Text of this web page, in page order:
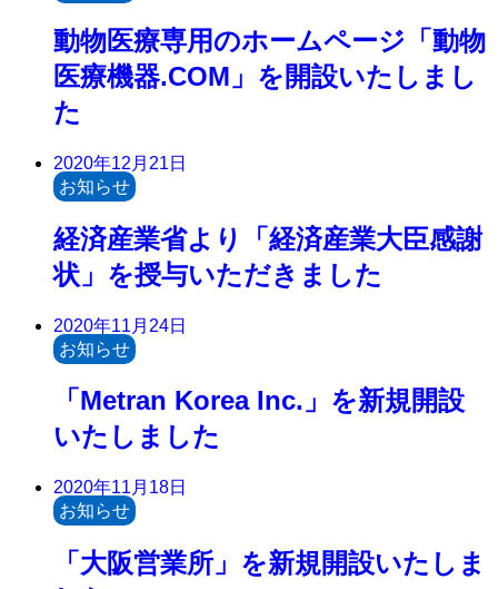
動物医療専用のホームページ「動物
医療機器.COM」を開設いたしまし
た
2020年12月21日
お知らせ
経済産業省より「経済産業大臣感謝
状」を授与いただきました
2020年11月24日
お知らせ
「Metran Korea Inc.」を新規開設
いたしました
2020年11月18日
お知らせ
「大阪営業所」を新規開設いたしま